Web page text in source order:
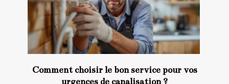
Comment choisir le bon service pour vos
urgences de canalisation ?